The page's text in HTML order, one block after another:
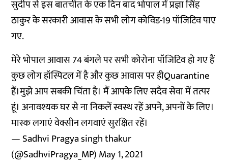
सुदीप से इस बातचीत के एक दिन बाद भोपाल में प्रज्ञा सिंह
ठाकुर के सरकारी आवास के सभी लोग कोविड-19 पॉजिटिव पाए
गए.
मेरे भोपाल आवास 74 बंगले पर सभी कोरोना पॉजिटिव हो गए हैं
कुछ लोग हॉस्पिटल में है और कुछ आवास पर हीQuarantine
हैं।मुझे आप सबकी चिंता है। मैं आपके लिए सदैव सेवा में तत्पर
हूं। अनावश्यक घर से ना निकलें स्वस्थ रहें अपने, अपनों के लिए।
मास्क लगाएं वेक्सीन लगवाएं सुरक्षित रहें।
— Sadhvi Pragya singh thakur
(@SadhviPragya_MP)May 1, 2021